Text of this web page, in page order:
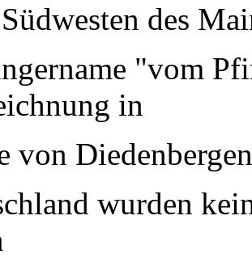
des
"vom
in
von
wurden